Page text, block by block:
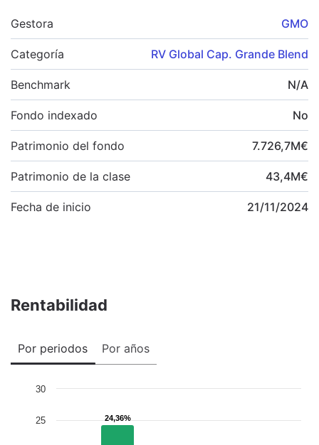
Gestora GMO
Categoría RV Global Cap. Grande Blend
Benchmark N/A
Fondo indexado No
Patrimonio del fondo 7.726,7M€
Patrimonio de la clase 43,4M€
Fecha de inicio 21/11/2024
Rentabilidad
Por periodos Por años
24,36%
24,36%
25
30